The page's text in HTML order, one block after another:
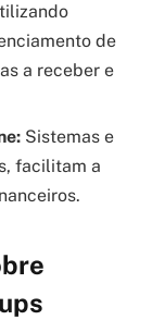
de
a receber e
Sistemas e
facilitam a